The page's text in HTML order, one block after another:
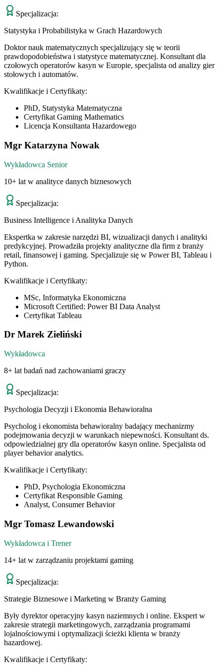
Specjalizacja:
Statystyka i Probabilistyka w Grach Hazardowych
Doktor nauk matematycznych specjalizujący się w teorii
prawdopodobieństwa i statystyce matematycznej. Konsultant dla
czołowych operatorów kasyn w Europie, specjalista od analizy gier
stołowych i automatów.
Kwalifikacje i Certyfikaty:
PhD, Statystyka Matematyczna
Certyfikat Gaming Mathematics
Licencja Konsultanta Hazardowego
Mgr Katarzyna Nowak
Wykładowca Senior
10+ lat w analityce danych biznesowych
Specjalizacja:
Business Intelligence i Analityka Danych
Ekspertka w zakresie narzędzi BI, wizualizacji danych i analityki
predykcyjnej. Prowadziła projekty analityczne dla firm z branży
retail, finansowej i gaming. Specjalizuje się w Power BI, Tableau i
Python.
Kwalifikacje i Certyfikaty:
MSc, Informatyka Ekonomiczna
Microsoft Certified: Power BI Data Analyst
Certyfikat Tableau
Dr Marek Zieliński
Wykładowca
8+ lat badań nad zachowaniami graczy
Specjalizacja:
Psychologia Decyzji i Ekonomia Behawioralna
Psycholog i ekonomista behawioralny badający mechanizmy
podejmowania decyzji w warunkach niepewności. Konsultant ds.
odpowiedzialnej gry dla operatorów kasyn online. Specjalista od
player behavior analytics.
Kwalifikacje i Certyfikaty:
PhD, Psychologia Ekonomiczna
Certyfikat Responsible Gaming
Analyst, Consumer Behavior
Mgr Tomasz Lewandowski
Wykładowca i Trener
14+ lat w zarządzaniu projektami gaming
Specjalizacja:
Strategie Biznesowe i Marketing w Branży Gaming
Były dyrektor operacyjny kasyn naziemnych i online. Ekspert w
zakresie strategii marketingowych, zarządzania programami
lojalnościowymi i optymalizacji ścieżki klienta w branży
hazardowej.
Kwalifikacje i Certyfikaty: